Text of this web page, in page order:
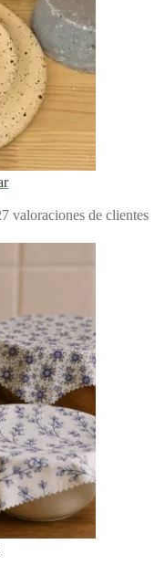
valoraciones de clientes